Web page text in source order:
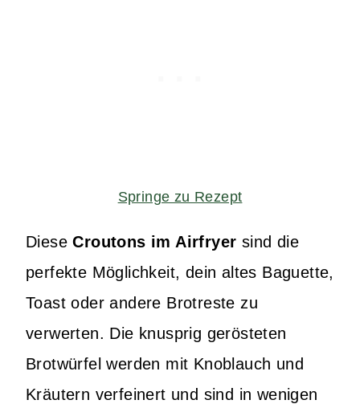
Springe zu Rezept
DieseCroutons im Airfryer sind die
perfekte Möglichkeit, dein altes Baguette,
Toast oder andere Brotreste zu
verwerten. Die knusprig gerösteten
Brotwürfel werden mit Knoblauch und
Kräutern verfeinert und sind in wenigen